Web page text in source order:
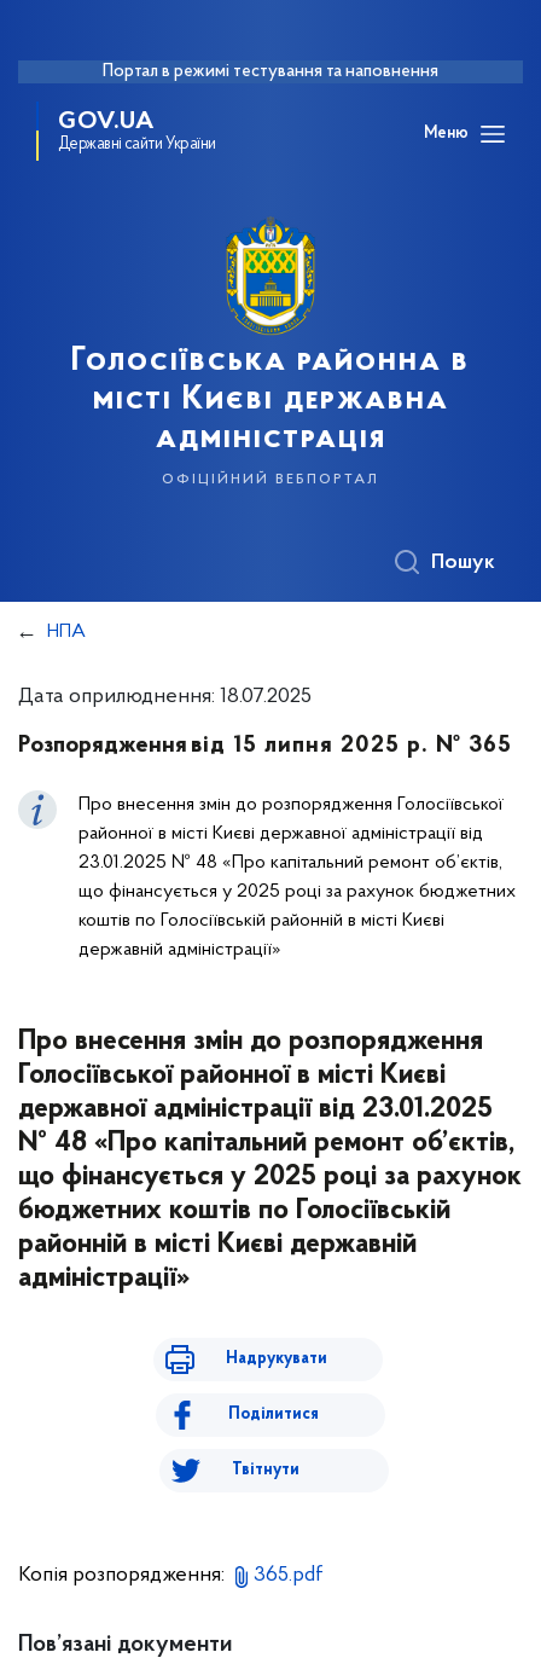
Портал в режимі тестування та наповнення
GOV.UA
Державні сайти України
Меню
Голосіївська районна в
місті Києві державна
адміністрація
офіційний вебпортал
Пошук
НПА
Дата оприлюднення: 18.07.2025
Розпорядження від 15 липня 2025 р. № 365
Про внесення змін до розпорядження Голосіївської
районної в місті Києві державної адміністрації від
23.01.2025 № 48 «Про капітальний ремонт об’єктів,
що фінансується у 2025 році за рахунок бюджетних
коштів по Голосіївській районній в місті Києві
державній адміністрації»
Про внесення змін до розпорядження
Голосіївської районної в місті Києві
державної адміністрації від 23.01.2025
№ 48 «Про капітальний ремонт об’єктів,
що фінансується у 2025 році за рахунок
бюджетних коштів по Голосіївській
районній в місті Києві державній
адміністрації»
Надрукувати
Поділитися
Твітнути
Копія розпорядження: 365.pdf
Пов’язані документи